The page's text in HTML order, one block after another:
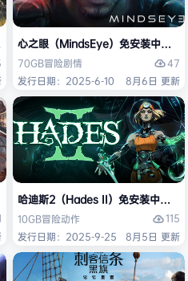
Hunter Wilds HYPERVISOR）免安
心之眼（MindsEye）免安装中文版
70GB冒险剧情
47
发行日期：2025-6-10
8月6日 更新
装中文版
哈迪斯2（Hades II）免安装中文版
10GB冒险动作
115
发行日期：2025-9-25
8月5日 更新